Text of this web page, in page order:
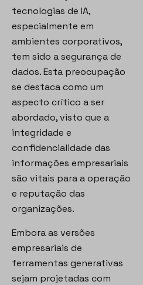
tecnologias de IA,
especialmente em
ambientes corporativos,
tem sido a segurança de
dados. Esta preocupação
se destaca como um
aspecto crítico a ser
abordado, visto que a
integridade e
confidencialidade das
informações empresariais
são vitais para a operação
e reputação das
organizações.
Embora as versões
empresariais de
ferramentas generativas
sejam projetadas com